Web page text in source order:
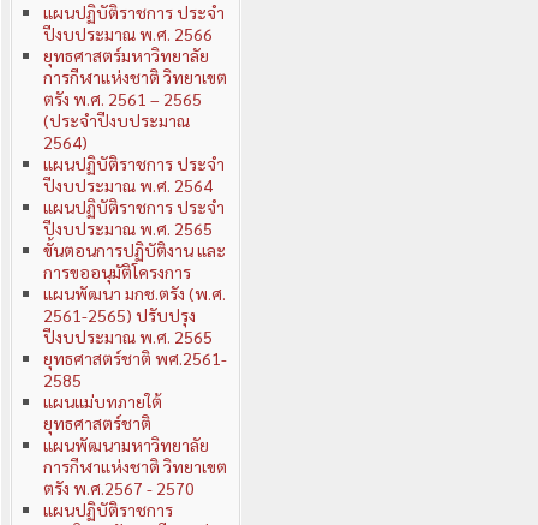
แผนปฏิบัติราชการ ประจำ
ปีงบประมาณ พ.ศ. 2566
ยุทธศาสตร์มหาวิทยาลัย
การกีฬาแห่งชาติ วิทยาเขต
ตรัง พ.ศ. 2561 – 2565
(ประจำปีงบประมาณ
2564)
แผนปฏิบัติราชการ ประจำ
ปีงบประมาณ พ.ศ. 2564
แผนปฏิบัติราชการ ประจำ
ปีงบประมาณ พ.ศ. 2565
ขั้นตอนการปฏิบัติงาน และ
การขออนุมัติโครงการ
แผนพัฒนา มกช.ตรัง (พ.ศ.
2561-2565) ปรับปรุง
ปีงบประมาณ พ.ศ. 2565
ยุทธศาสตร์ชาติ พศ.2561-
2585
แผนแม่บทภายใต้
ยุทธศาสตร์ชาติ
แผนพัฒนามหาวิทยาลัย
การกีฬาแห่งชาติ วิทยาเขต
ตรัง พ.ศ.2567 - 2570
แผนปฏิบัติราชการ